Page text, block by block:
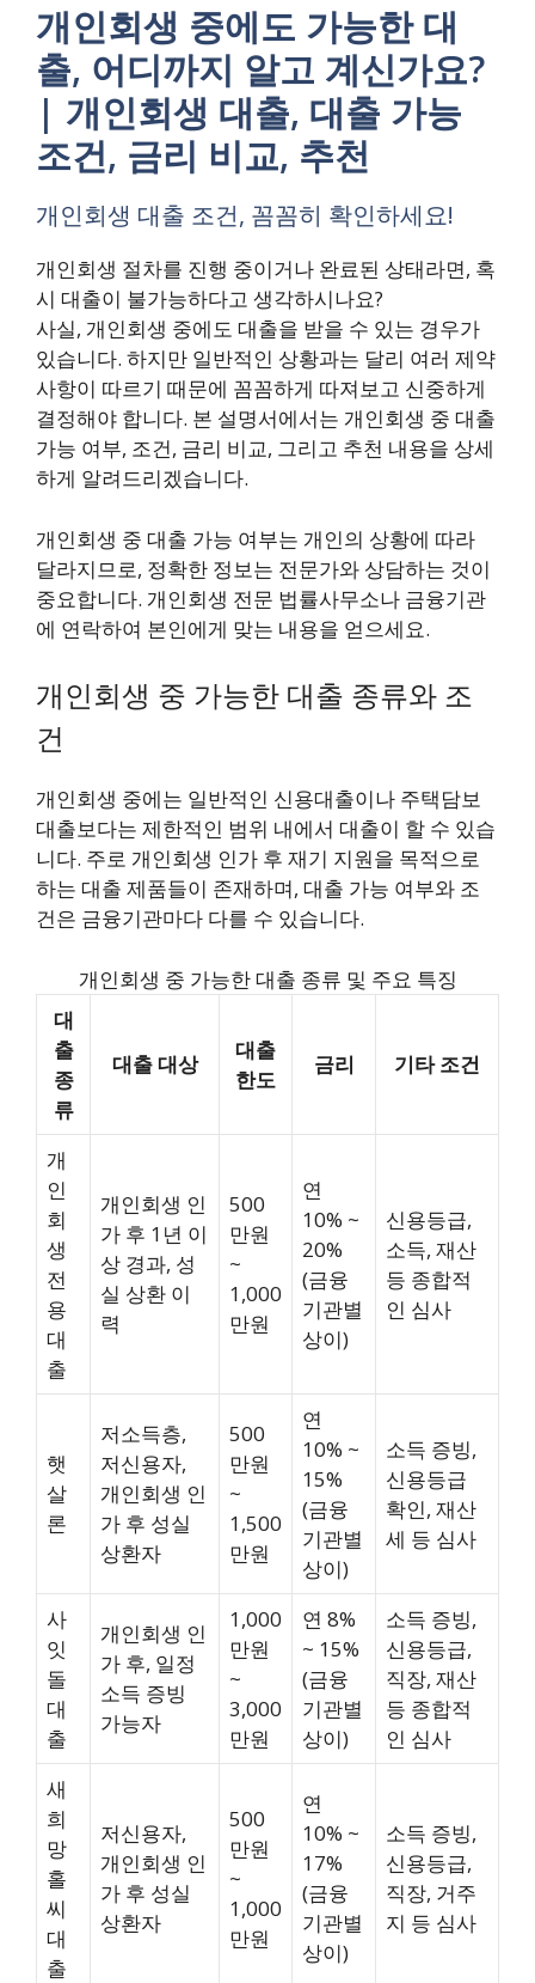
개인회생 중에도 가능한 대
출, 어디까지 알고 계신가요?
| 개인회생 대출, 대출 가능
조건, 금리 비교, 추천
개인회생 대출 조건, 꼼꼼히 확인하세요!
개인회생 절차를 진행 중이거나 완료된 상태라면, 혹
시 대출이 불가능하다고 생각하시나요?
사실, 개인회생 중에도 대출을 받을 수 있는 경우가
있습니다. 하지만 일반적인 상황과는 달리 여러 제약
사항이 따르기 때문에 꼼꼼하게 따져보고 신중하게
결정해야 합니다. 본 설명서에서는 개인회생 중 대출
가능 여부, 조건, 금리 비교, 그리고 추천 내용을 상세
하게 알려드리겠습니다.
개인회생 중 대출 가능 여부는 개인의 상황에 따라
달라지므로, 정확한 정보는 전문가와 상담하는 것이
중요합니다. 개인회생 전문 법률사무소나 금융기관
에 연락하여 본인에게 맞는 내용을 얻으세요.
개인회생 중 가능한 대출 종류와 조
건
개인회생 중에는 일반적인 신용대출이나 주택담보
대출보다는 제한적인 범위 내에서 대출이 할 수 있습
니다. 주로 개인회생 인가 후 재기 지원을 목적으로
하는 대출 제품들이 존재하며, 대출 가능 여부와 조
건은 금융기관마다 다를 수 있습니다.
개인회생 중 가능한 대출 종류 및 주요 특징
대
출
종
류
대출 대상
대출
한도
금리 기타 조건
개
인
회
생
전
용
대
출
개인회생 인
가 후 1년 이
상 경과, 성
실 상환 이
력
500
만원
~
1,000
만원
연
10% ~
20%
(금융
기관별
상이)
신용등급,
소득, 재산
등 종합적
인 심사
햇
살
론
저소득층,
저신용자,
개인회생 인
가 후 성실
상환자
500
만원
~
1,500
만원
연
10% ~
15%
(금융
기관별
상이)
소득 증빙,
신용등급
확인, 재산
세 등 심사
사
잇
돌
대
출
개인회생 인
가 후, 일정
소득 증빙
가능자
1,000
만원
~
3,000
만원
연 8%
~ 15%
(금융
기관별
상이)
소득 증빙,
신용등급,
직장, 재산
등 종합적
인 심사
새
희
망
홀
씨
대
출
저신용자,
개인회생 인
가 후 성실
상환자
500
만원
~
1,000
만원
연
10% ~
17%
(금융
기관별
상이)
소득 증빙,
신용등급,
직장, 거주
지 등 심사